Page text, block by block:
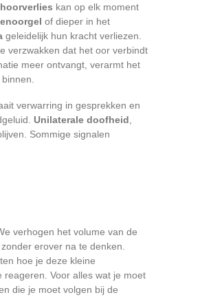
kan op elk moment
of dieper in het
geleidelijk hun kracht verliezen.
verzwakken dat het oor verbindt
meer ontvangt, verarmt het
verwarring in gesprekken en
Unilaterale doofheid
Sommige signalen
verhogen het volume van de
erover na te denken.
hoe je deze kleine
Voor alles wat je moet
die je moet volgen bij de